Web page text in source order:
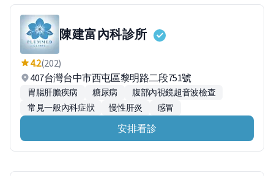
陳建富內科診所
4.2(202)
407台灣台中市西屯區黎明路二段751號
胃腸肝膽疾病 糖尿病
腹部內視鏡超音波檢查
常見一般內科症狀
慢性肝炎 感冒
安排看診